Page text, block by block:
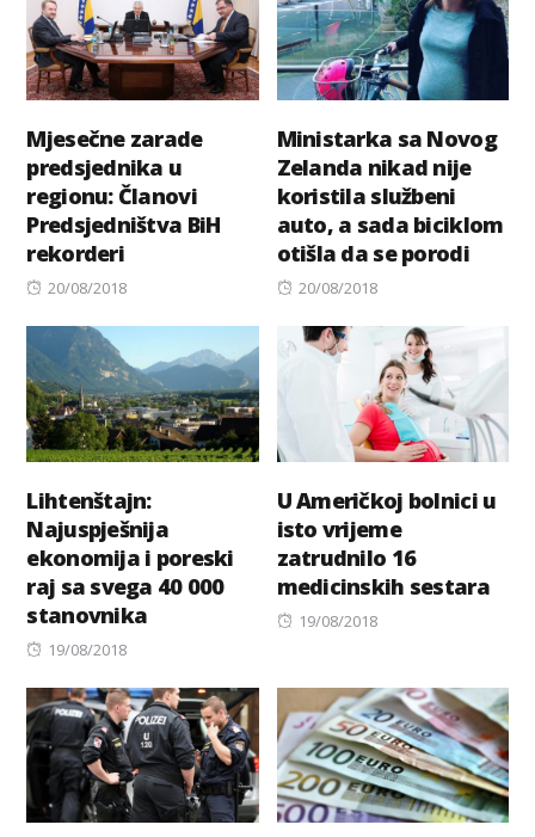
Mjesečne zarade
predsjednika u
regionu: Članovi
Predsjedništva BiH
rekorderi
Posted
20/08/2018
Ministarka sa Novog
Zelanda nikad nije
koristila službeni
auto, a sada biciklom
otišla da se porodi
Posted
20/08/2018
Lihtenštajn:
Najuspješnija
ekonomija i poreski
raj sa svega 40 000
stanovnika
Posted
19/08/2018
U Američkoj bolnici u
isto vrijeme
zatrudnilo 16
medicinskih sestara
Posted
19/08/2018